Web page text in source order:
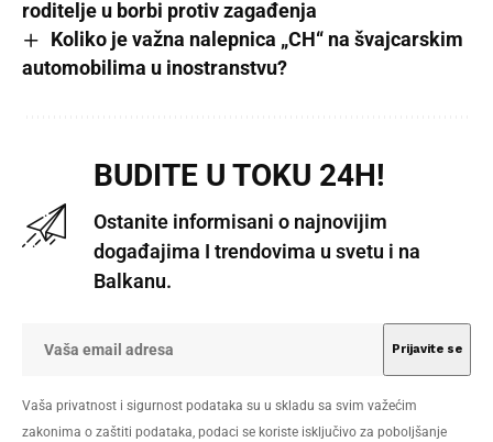
roditelje u borbi protiv zagađenja
Koliko je važna nalepnica „CH“ na švajcarskim
automobilima u inostranstvu?
BUDITE U TOKU 24H!
Ostanite informisani o najnovijim
događajima I trendovima u svetu i na
Balkanu.
Vaša privatnost i sigurnost podataka su u skladu sa svim važećim
zakonima o zaštiti podataka, podaci se koriste isključivo za poboljšanje